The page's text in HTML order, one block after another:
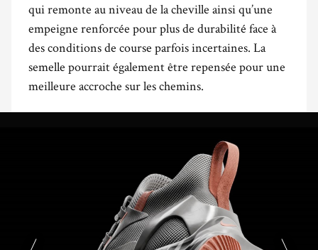
qui remonte au niveau de la cheville ainsi qu’une
empeigne renforcée pour plus de durabilité face à
des conditions de course parfois incertaines. La
semelle pourrait également être repensée pour une
meilleure accroche sur les chemins.